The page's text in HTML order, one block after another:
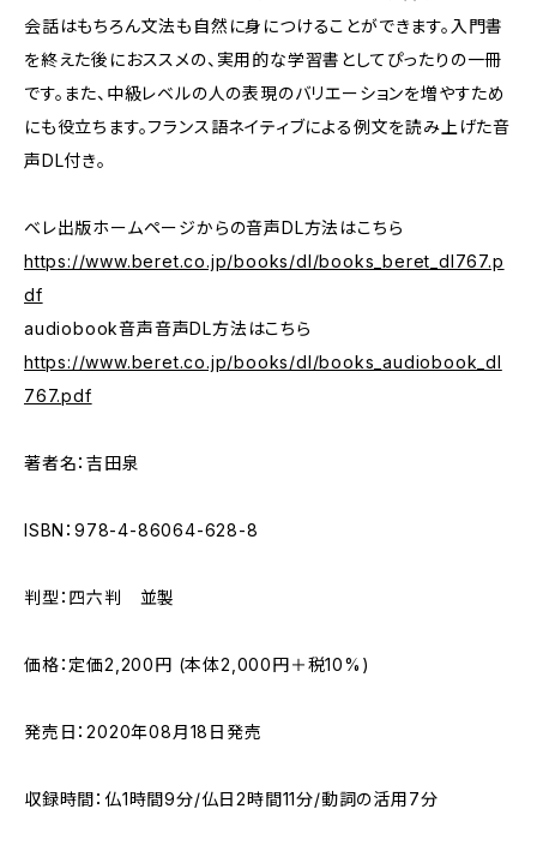
会話はもちろん文法も自然に身につけることができます。入門書
を終えた後におススメの、実用的な学習書としてぴったりの一冊
です。また、中級レベルの人の表現のバリエーションを増やすため
にも役立ちます。フランス語ネイティブによる例文を読み上げた音
声DL付き。
ベレ出版ホームページからの音声DL方法はこちら
https://www.beret.co.jp/books/dl/books_beret_dl767.p
df
audiobook音声音声DL方法はこちら
https://www.beret.co.jp/books/dl/books_audiobook_dl
767.pdf
著者名：吉田泉
ISBN：978-4-86064-628-8
判型：四六判 並製
価格：定価2,200円 (本体2,000円＋税10%)
発売日：2020年08月18日発売
収録時間：仏1時間9分/仏日2時間11分/動詞の活用7分